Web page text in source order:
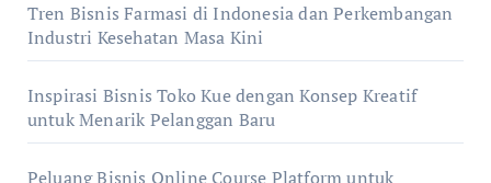
Tren Bisnis Farmasi di Indonesia dan Perkembangan
Industri Kesehatan Masa Kini
Inspirasi Bisnis Toko Kue dengan Konsep Kreatif
untuk Menarik Pelanggan Baru
Peluang Bisnis Online Course Platform untuk